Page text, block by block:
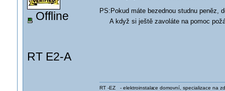
Offline
RT E2-A
PS:Pokud máte bezednou studnu peněz,
A když si ještě zavoláte na pomoc
RT -EZ - elektroinstalace domovní, specializace na